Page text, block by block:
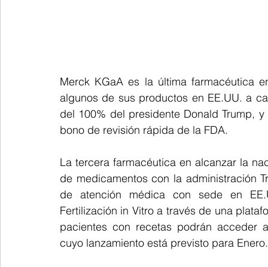
Merck KGaA es la última farmacéutica
algunos de sus productos en EE.UU. a
del 100% del presidente Donald Trump,
bono de revisión rápida de la FDA.
La tercera farmacéutica en alcanzar la
de medicamentos con la administración
de atención médica con sede en
Fertilización in Vitro a través de una
pacientes con recetas podrán acceder
cuyo lanzamiento está previsto para Enero.